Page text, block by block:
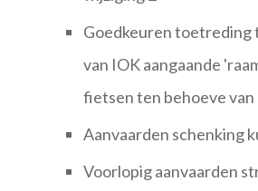
Goedkeuren toetreding
van IOK aangaande
fietsen ten behoeve
Aanvaarden schenking
Voorlopig aanvaarden